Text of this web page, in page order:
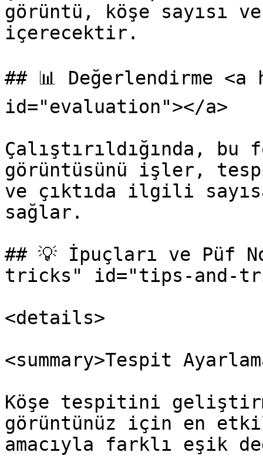
görüntü, köşe sayısı
içerecektir.
## 📊 Değerlendirme
id="evaluation"></a>
Çalıştırıldığında,
görüntüsünü işler,
ve çıktıda ilgili
sağlar.
## 💡 İpuçları ve Püf
tricks" id="tips-and-
<details>
<summary>Tespit
Köşe tespitini
görüntünüz için en
amacıyla farklı eşik